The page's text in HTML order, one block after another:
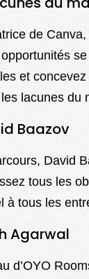
de
et
lacunes du
Baazov
David
tous les
à tous les
Agarwal
d’OYO